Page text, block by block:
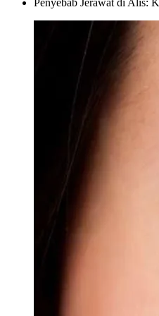
Penyebab Jerawat di Alis: